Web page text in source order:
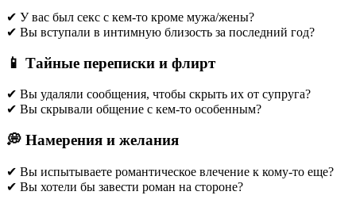
✔ У вас был секс с кем-то кроме мужа/жены?
✔ Вы вступали в интимную близость за последний год?
📱 Тайные переписки и флирт
✔ Вы удаляли сообщения, чтобы скрыть их от супруга?
✔ Вы скрывали общение с кем-то особенным?
💭 Намерения и желания
✔ Вы испытываете романтическое влечение к кому-то еще?
✔ Вы хотели бы завести роман на стороне?